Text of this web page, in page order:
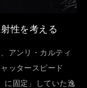
性を考える
アンリ・カルティ
ッタースピード
に固定」していた逸